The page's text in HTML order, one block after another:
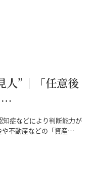
人”｜「任意後
…
症などにより判断能力が
や不動産などの「資産…